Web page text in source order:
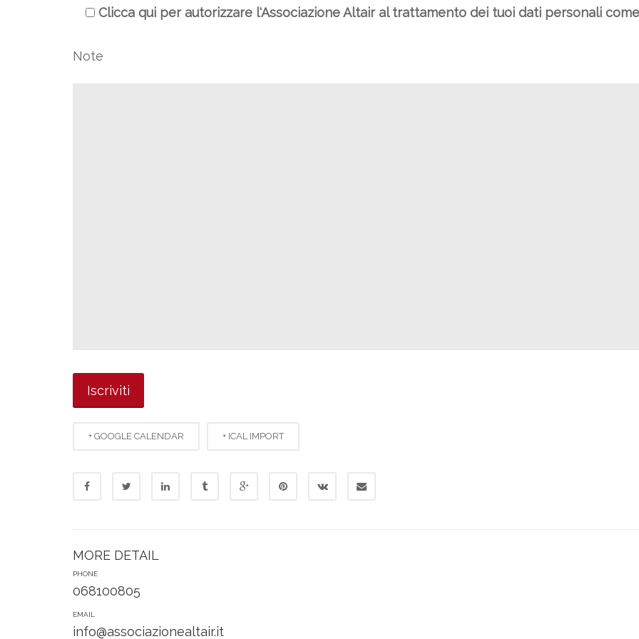
Clicca qui per autorizzare l'Associazione Altair al trattamento dei tuoi dati personali
Note
+ GOOGLE CALENDAR + ICAL IMPORT
MORE DETAIL
PHONE
068100805
EMAIL
info@associazionealtair.it